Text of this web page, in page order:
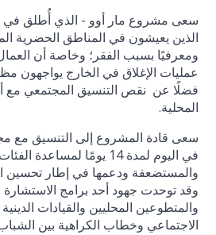
سعى مشروع مار أوو - الذي أُطلق في
الذين يعيشون في المناطق الحضرية
ومعرفيًا بسبب الفقر؛ وخاصة أن
عمليات الإغلاق في الخارج يواجهون
فضلًا عن نقص التنسيق المجتمعي مع
المحلية.
سعى قادة المشروع إلى التنسيق مع
في اليوم لمدة 14 يومًا لمساعدة
والمستضعفة ودعمها في إطار تحسين
وقد توحدت جهود أحد برامج الاستشارة
والمتطوعين المحليين والقيادات
الاجتماعي وخطاب الكراهية بين